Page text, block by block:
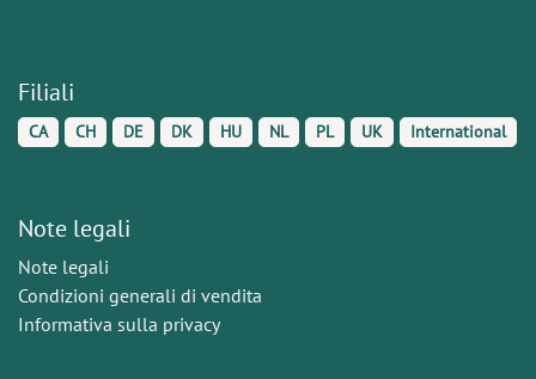
Filiali
CA CH DE DK HU NL PL UK International
Note legali
Note legali
Condizioni generali di vendita
Informativa sulla privacy